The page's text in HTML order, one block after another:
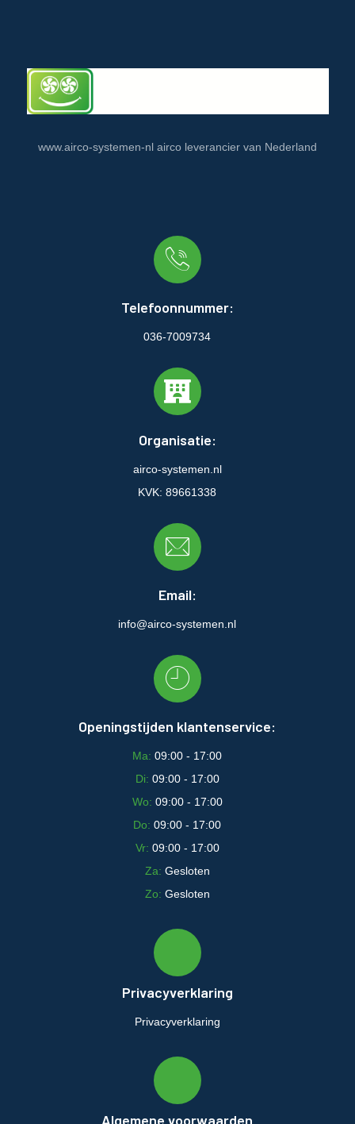
www.airco-systemen-nl airco leverancier van Nederland
Telefoonnummer:
036-7009734
Organisatie:
airco-systemen.nl
KVK: 89661338
Email:
info@airco-systemen.nl
Openingstijden klantenservice:
Ma:09:00 - 17:00
Di: 09:00 - 17:00
Wo: 09:00 - 17:00
Do:09:00 - 17:00
Vr: 09:00 - 17:00
Za: Gesloten
Zo: Gesloten
Privacyverklaring
Privacyverklaring
Algemene voorwaarden